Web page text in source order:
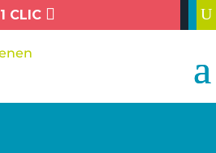
CLIC  U